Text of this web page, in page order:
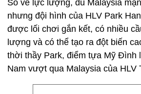
So về lực lượng, dù Malaysia
nhưng đội hình của HLV Park
được lối chơi gắn kết, có nhiều
lượng và có thể tạo ra đột biến
thời thầy Park, điểm tựa Mỹ Đình
Nam vượt qua Malaysia của HLV